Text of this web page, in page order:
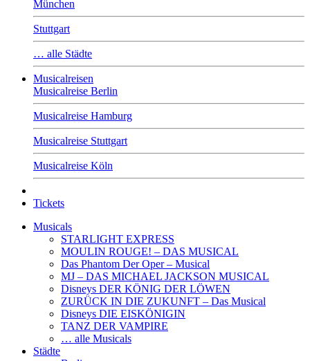
München
Stuttgart
… alle Städte
Musicalreisen
Musicalreise Berlin
Musicalreise Hamburg
Musicalreise Stuttgart
Musicalreise Köln
Tickets
Musicals
STARLIGHT EXPRESS
MOULIN ROUGE! – DAS MUSICAL
Das Phantom Der Oper – Musical
MJ – DAS MICHAEL JACKSON MUSICAL
Disneys DER KÖNIG DER LÖWEN
ZURÜCK IN DIE ZUKUNFT – Das Musical
Disneys DIE EISKÖNIGIN
TANZ DER VAMPIRE
… alle Musicals
Städte